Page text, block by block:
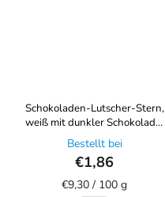
Schokoladen-Lutscher-Stern,
weiß mit dunkler Schokolade,
20 g Choco Bonté
Bestellt bei
€1,86
€9,30 / 100 g